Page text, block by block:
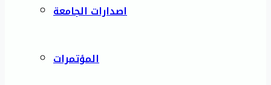
اصدارات الجامعة
المؤتمرات